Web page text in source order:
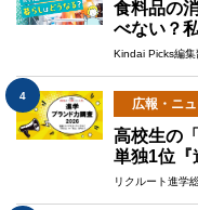
食料品の
べない？
Kindai Picks編
4
広報・ニ
高校生の
単独1位『
リクルート進